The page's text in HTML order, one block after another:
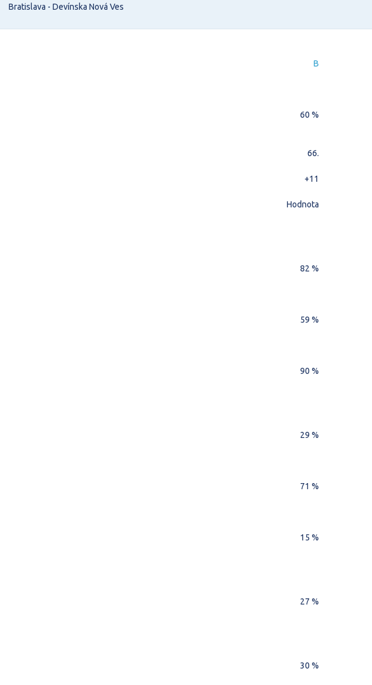
Bratislava - Devínska Nová Ves
B
60 %
66.
+11
Hodnota
82 %
59 %
90 %
29 %
71 %
15 %
27 %
30 %